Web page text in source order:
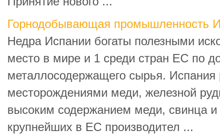
Горнодобывающая промышленность
Недра Испании богаты полезными
место в мире и 1 среди стран ЕС по
металлосодержащего сырья. Испания
месторождениями меди, железной
высоким содержанием меди, свинца
крупнейших в ЕС производител ...